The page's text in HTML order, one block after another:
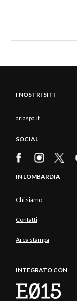
I NOSTRI SITI
ariaspa.it
SOCIAL
IN LOMBARDIA
Chi siamo
Contatti
Area stampa
INTEGRATO CON